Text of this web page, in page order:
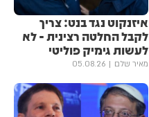
איזנקוט נגד בנט: צריך
לקבל החלטה רצינית - לא
לעשות גימיק פוליטי
מאיר שלם 05.08.26